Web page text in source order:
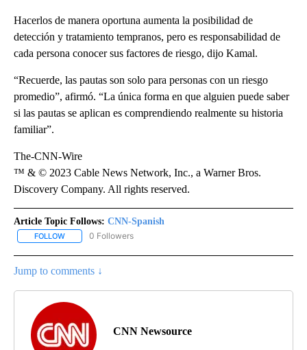
Hacerlos de manera oportuna aumenta la posibilidad de
detección y tratamiento tempranos, pero es responsabilidad de
cada persona conocer sus factores de riesgo, dijo Kamal.
“Recuerde, las pautas son solo para personas con un riesgo
promedio”, afirmó. “La única forma en que alguien puede saber
si las pautas se aplican es comprendiendo realmente su historia
familiar”.
The-CNN-Wire
™ & © 2023 Cable News Network, Inc., a Warner Bros.
Discovery Company. All rights reserved.
Article Topic Follows: CNN-Spanish
FOLLOW FOLLOW "CNN-SPANISH" TO RECEIVE NOTIFICATIONS ABOUT
0 Followers
Jump to comments ↓
CNN Newsource